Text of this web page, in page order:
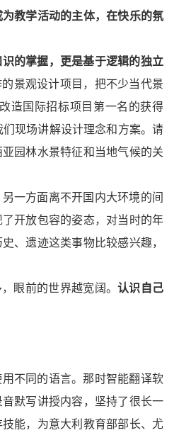
为教学活动的主体，在快乐的氛
的掌握，更是基于逻辑的独立
景观设计项目，把不少当代景
造国际招标项目第一名的获得
现场讲解设计理念和方案。请
园林水景特征和当地气候的关
一方面离不开国内大环境的间
开放包容的姿态，对当时的年
、遗迹这类事物比较感兴趣，
眼前的世界越宽阔。认识自己
不同的语言。那时智能翻译软
默写讲授内容，坚持了很长一
能，为意大利教育部部长、尤